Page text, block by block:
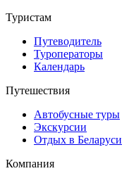
Туристам
Путеводитель
Туроператоры
Календарь
Путешествия
Автобусные туры
Экскурсии
Отдых в Беларуси
Компания